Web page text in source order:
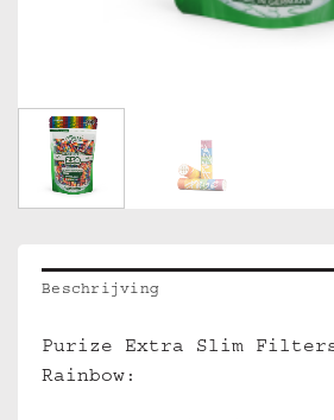
Beschrijving
Purize Extra Slim Filters
Rainbow: